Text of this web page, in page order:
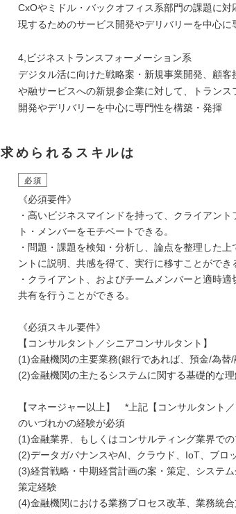
CxOやミドル・バックオフィス系部門の課題に
現するためのサービス開発やデリバリーを中心に
4,ビジネストランスフォーメーション系
デジタル活に向けた戦略案・新規事業開発、顧
や融サービスへの新規参企業に対して、トラン
開発やデリバリーを中心に専門性を構築・発揮
求められるスキルは
必須
《必須要件》
・高いビジネスマインドを持って、クライアン
ト・メンバーをモチベートできる。
・問題・課題を検知・分析し、論点を整理した
ントに説明、共感を得て、実行に移すことができ
・クライアント、およびチームメンバーと適時
共有を行うことができる。
《必須スキル要件》
【コンサルタント／シニアコンサルタント】
(1)金融機関の主要業務(銀行であれば、預金/為
(2)金融機関の主たるシステムに関する基礎的な
【マネージャー以上】 *上記【コンサルタント
のいづれかの経験が必須
(1)金融業界、もしくはコンサルティング業界で
(2)データガバナンスやAI、クラウド、IoT、ブロ
(3)経営戦略・中期経営計画の案・策定、システ
策定経験
(4)金融機関における業務プロセス改革、業務統